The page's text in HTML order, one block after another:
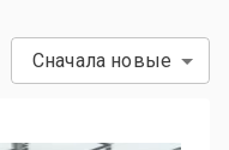
Сначала новые